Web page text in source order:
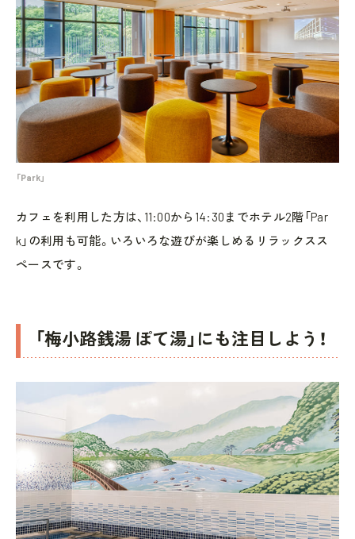
「Park」
カフェを利用した方は、11:00から14:30までホテル2階「Par
k」の利用も可能。いろいろな遊びが楽しめるリラックスス
ペースです。
「梅小路銭湯 ぽて湯」にも注目しよう！